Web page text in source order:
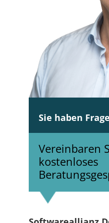
Sie haben
Vereinbaren Sie ein
kostenloses